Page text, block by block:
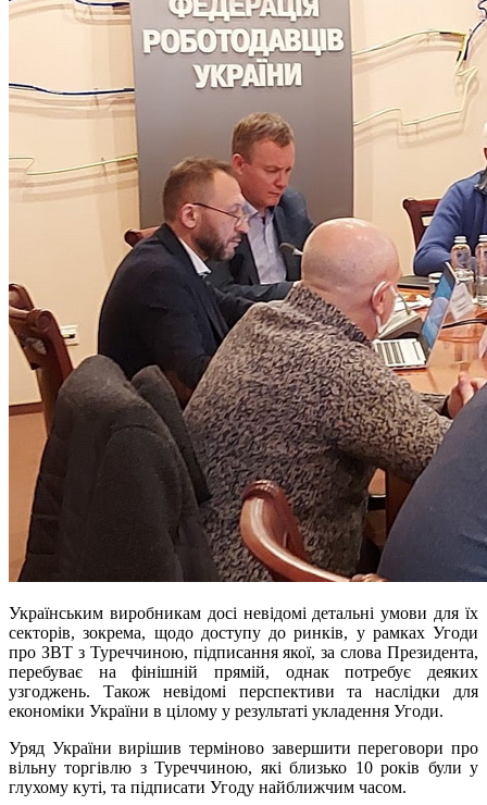
Українським виробникам досі невідомі детальні умови для їх
секторів, зокрема, щодо доступу до ринків, у рамках Угоди
про ЗВТ з Туреччиною, підписання якої, за слова Президента,
перебуває на фінішній прямій, однак потребує деяких
узгоджень. Також невідомі перспективи та наслідки для
економіки України в цілому у результаті укладення Угоди.
Уряд України вирішив терміново завершити переговори про
вільну торгівлю з Туреччиною, які близько 10 років були у
глухому куті, та підписати Угоду найближчим часом.